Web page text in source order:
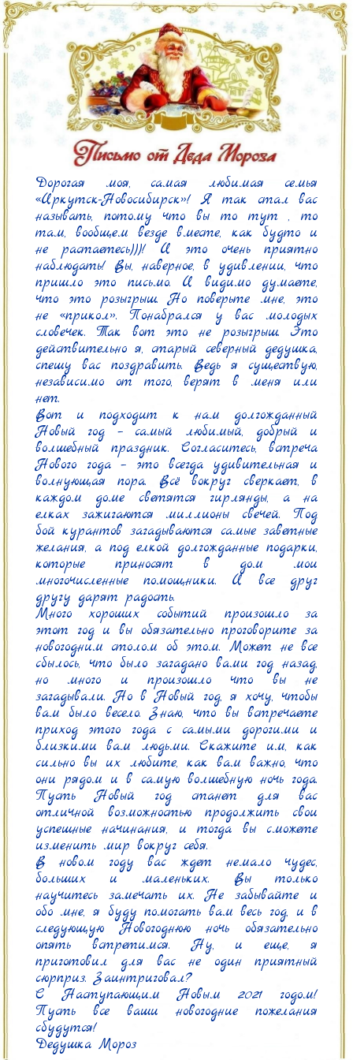
Дорогая моя, самая любимая семья
«Иркутск-Новосибирск»! Я так стал вас
называть, потому что вы то тут , то
там, вообщем везде вместе, как будто и
не растаетесь)))! И это очень приятно
наблюдать! Вы, наверное, в удивлении, что
пришло это письмо. И видимо думаете,
что это розыгрыш. Но поверьте мне, это
не «прикол». Понабрался у вас молодых
словечек. Так вот это не розыгрыш. Это
действительно я, старый северный дедушка,
спешу вас поздравить. Ведь я существую,
независимо от того, верят в меня или
нет.
Вот и подходит к нам долгожданный
Новый год – самый любимый, добрый и
волшебный праздник. Согласитесь, встреча
Нового года – это всегда удивительная и
волнующая пора. Всё вокруг сверкает, в
каждом доме светятся гирлянды, а на
елках зажигаются миллионы свечей. Под
бой курантов загадываются самые заветные
желания, а под елкой долгожданные подарки,
которые приносят в дом мои
многочисленные помощники. И все друг
другу дарят радость.
Много хороших событий произошло за
этот год и вы обязательно проговорите за
новогодним столом об этом. Может не все
сбылось, что было загадано вами год назад,
но много и произошло что вы не
загадывали. Но в Новый год, я хочу, чтобы
вам было весело. Знаю, что вы встречаете
приход этого года с самыми дорогими и
близкими вам людьми. Скажите им, как
сильно вы их любите, как вам важно, что
они рядом и в самую волшебную ночь года.
Пусть Новый год станет для вас
отличной возможностью продолжить свои
успешные начинания, и тогда вы сможете
изменить мир вокруг себя.
В новом году вас ждет немало чудес,
больших и маленьких. Вы только
научитесь замечать их. Не забывайте и
обо мне, я буду помогать вам весь год, и в
следующую Новогоднюю ночь обязательно
опять встретимся. Ну, и еще, я
приготовил для вас не один приятный
сюрприз. Заинтриговал?
С Наступающим Новым 2021 годом!
Пусть все ваши новогодние пожелания
сбудутся!
Дедушка Мороз